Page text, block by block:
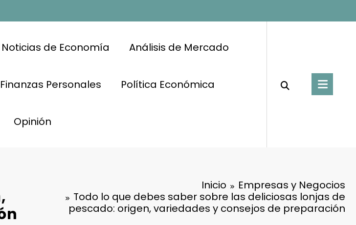
Noticias de Economía Análisis de Mercado
Finanzas Personales Política Económica
Opinión
Inicio
Empresas y Negocios
Todo lo que debes saber sobre las deliciosas lonjas de
pescado: origen, variedades y consejos de preparación